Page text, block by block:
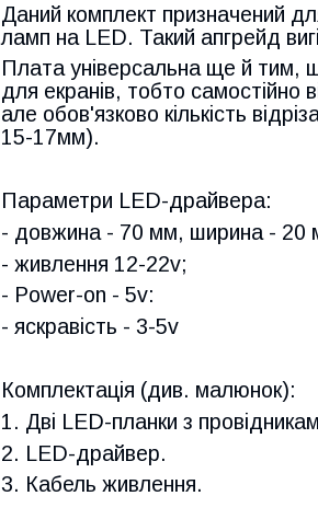
Даний комплект призначений
ламп на LED. Такий апгрейд
Плата універсальна ще й тим,
для екранів, тобто самостійно
але обов'язково кількість
15-17мм).
Параметри LED-драйвера:
- довжина - 70 мм, ширина - 20
- живлення 12-22v;
- Power-on - 5v:
- яскравість - 3-5v
Комплектація (див. малюнок):
1. Дві LED-планки з
2. LED-драйвер.
3. Кабель живлення.